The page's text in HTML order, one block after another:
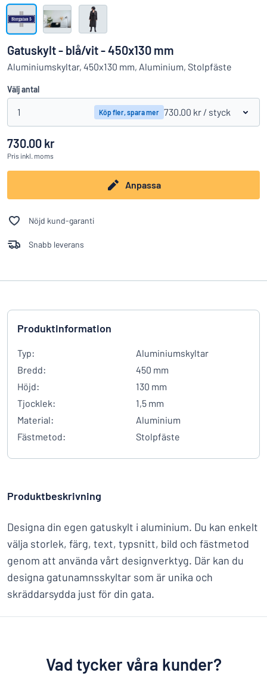
Hittar du inte det du söker? Börja designa din skylt
Visa alla kategorier
Logga
in
Kundservice
Privatperson Företag
Gatuskylt - blå/vit - 450x130 mm
Aluminiumskyltar, 450x130 mm, Aluminium, Stolpfäste
Välj antal
1 Köp fler, spara mer 730.00 kr / styck
730.00 kr
Pris inkl. moms
Anpassa
Nöjd kund-garanti
Snabb leverans
Produktinformation
Typ:
Aluminiumskyltar
Bredd:
450 mm
Höjd:
130 mm
Tjocklek:
1,5 mm
Material:
Aluminium
Fästmetod:
Stolpfäste
Produktbeskrivning
Designa din egen gatuskylt i aluminium. Du kan enkelt
välja storlek, färg, text, typsnitt, bild och fästmetod
genom att använda vårt designverktyg. Där kan du
designa gatunamnsskyltar som är unika och
skräddarsydda just för din gata.
Vad tycker våra kunder?